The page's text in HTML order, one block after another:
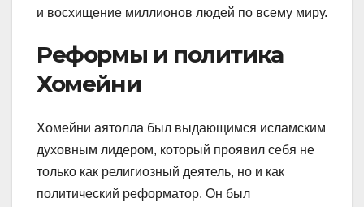
и восхищение миллионов людей по всему миру.
Реформы и политика
Хомейни
Хомейни аятолла был выдающимся исламским
духовным лидером, который проявил себя не
только как религиозный деятель, но и как
политический реформатор. Он был